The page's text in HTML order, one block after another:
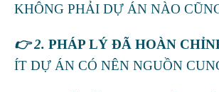
KHÔNG PHẢI DỰ ÁN NÀO
👉 2. PHÁP LÝ ĐÃ HOÀN
ÍT DỰ ÁN CÓ NÊN NGUỒN